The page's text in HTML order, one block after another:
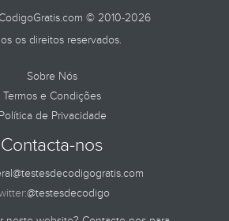
© 2010-2026
os direitos reservados.
Sobre Nós
Termos e Condições
Política de Privacidade
Contacta-nos
@testesdecodigo